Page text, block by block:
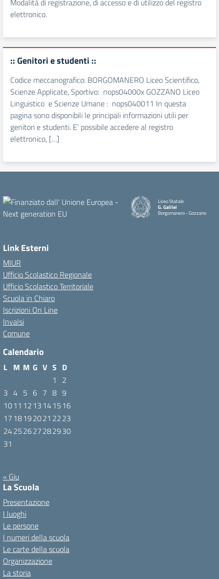
Modalità di registrazione, di accesso e di utilizzo del registro
elettronico.
:: Genitori e studenti ::
Codice meccanografico: BORGOMANERO Liceo Scientifico,
Scienze Applicate, Sportivo: nops04000x GOZZANO Liceo
Linguistico e Scienze Umane : nops040011 In questa
pagina sono disponibili le principali informazioni utili per
genitori e studenti. E’ possibile accedere al registro
elettronico, […]
Liceo Statale
G. Galilei
Borgomanero - Gozzano
Link Esterni
MIUR
Ufficio Scolastico Regionale
Ufficio Scolastico Territoriale
Scuola in Chiaro
Iscrizioni On Line
Invalsi
Comune
Calendario
L M M G V S D
1
2
3 4 5 6 7 8 9
1011 12 13 1415 16
17 18192021 2223
24252627282930
31
« Giu
La Scuola
Presentazione
I luoghi
Le persone
I numeri della scuola
Le carte della scuola
Organizzazione
La storia